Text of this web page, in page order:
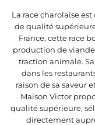
La race charolaise
de qualité
France, cette race
production de
traction animale.
dans les
raison de sa saveur
Maison Victor
qualité supérieure,
directement